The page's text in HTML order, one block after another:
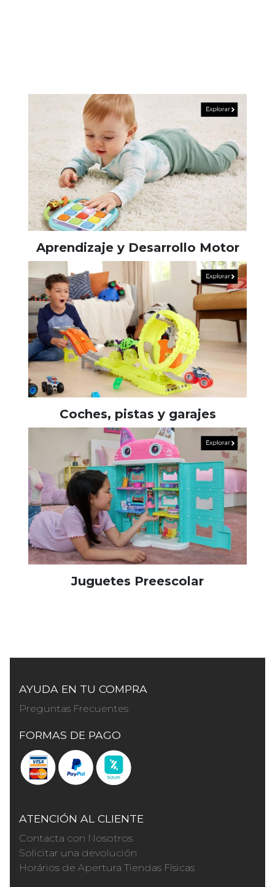
Aprendizaje y Desarrollo Motor
Coches, pistas y garajes
Juguetes Preescolar
AYUDA EN TU COMPRA
Preguntas Frecuentes
FORMAS DE PAGO
ATENCIÓN AL CLIENTE
Contacta con Nosotros
Solicitar una devolución
Horários de Apertura Tiendas Físicas